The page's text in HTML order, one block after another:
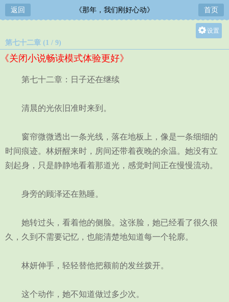
返回 《那年，我们刚好心动》 首页
设置
第七十二章 (1 / 9)
《关闭小说畅读模式体验更好》
第七十二章：日子还在继续
清晨的光依旧准时来到。
窗帘微微透出一条光线，落在地板上，像是一条细细的
时间痕迹。林妍醒来时，房间还带着夜晚的余温。她没有立
刻起身，只是静静地看着那道光，感觉时间正在慢慢流动。
身旁的顾泽还在熟睡。
她转过头，看着他的侧脸。这张脸，她已经看了很久很
久，久到不需要记忆，也能清楚地知道每一个轮廓。
林妍伸手，轻轻替他把额前的发丝拨开。
这个动作，她不知道做过多少次。